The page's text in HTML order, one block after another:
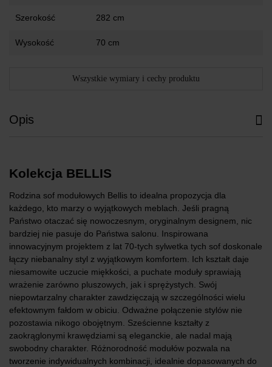
Szerokość 282 cm
Wysokość 70 cm
Wszystkie wymiary i cechy produktu
Opis
Kolekcja BELLIS
Rodzina sof modułowych Bellis to idealna propozycja dla
każdego, kto marzy o wyjątkowych meblach. Jeśli pragną
Państwo otaczać się nowoczesnym, oryginalnym designem, nic
bardziej nie pasuje do Państwa salonu. Inspirowana
innowacyjnym projektem z lat 70-tych sylwetka tych sof doskonale
łączy niebanalny styl z wyjątkowym komfortem. Ich kształt daje
niesamowite uczucie miękkości, a puchate moduły sprawiają
wrażenie zarówno pluszowych, jak i sprężystych. Swój
niepowtarzalny charakter zawdzięczają w szczególności wielu
efektownym fałdom w obiciu. Odważne połączenie stylów nie
pozostawia nikogo obojętnym. Sześcienne kształty z
zaokrąglonymi krawędziami są eleganckie, ale nadal mają
swobodny charakter. Różnorodność modułów pozwala na
tworzenie indywidualnych kombinacji, idealnie dopasowanych do